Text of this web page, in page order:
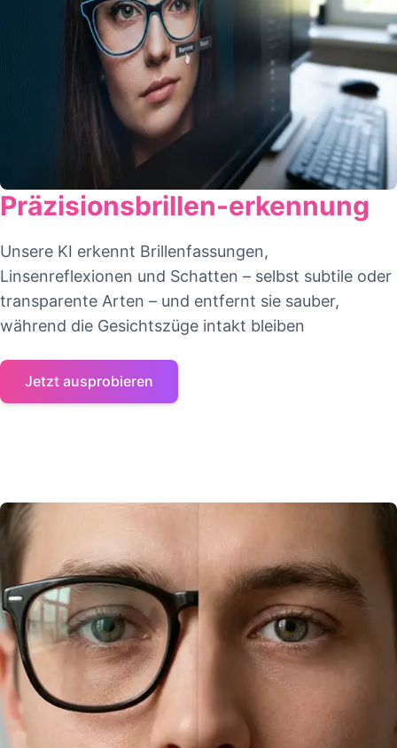
Präzisionsbrillen-erkennung
Unsere KI erkennt Brillenfassungen,
Linsenreflexionen und Schatten – selbst subtile oder
transparente Arten – und entfernt sie sauber,
während die Gesichtszüge intakt bleiben
Jetzt ausprobieren